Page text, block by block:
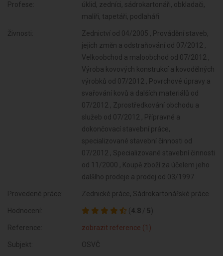
Profese:
úklid, zedníci, sádrokartonáři, obkladači,
malíři, tapetáři, podlaháři
Živnosti:
Zednictví od 04/2005 , Provádění staveb,
jejich změn a odstraňování od 07/2012 ,
Velkoobchod a maloobchod od 07/2012 ,
Výroba kovových konstrukcí a kovodělných
výrobků od 07/2012 , Povrchové úpravy a
svařování kovů a dalších materiálů od
07/2012 , Zprostředkování obchodu a
služeb od 07/2012 , Přípravné a
dokončovací stavební práce,
specializované stavební činnosti od
07/2012 , Specializované stavební činnosti
od 11/2000 , Koupě zboží za účelem jeho
dalšího prodeje a prodej od 03/1997
Provedené práce: Zednické práce, Sádrokartonářské práce
Hodnocení: ( 4.8 / 5)
Reference: zobrazit reference (1)
Subjekt: OSVČ